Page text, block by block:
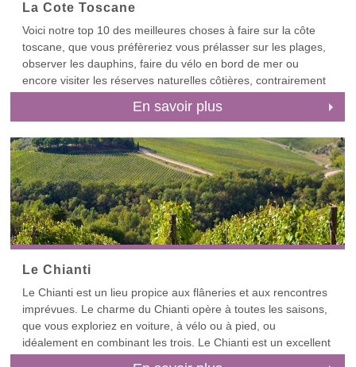
La Cote Toscane
Voici notre top 10 des meilleures choses à faire sur la côte
toscane, que vous préfèreriez vous prélasser sur les plages,
observer les dauphins, faire du vélo en bord de mer ou
encore visiter les réserves naturelles côtières, contrairement
combiner la culture et la plage. En revanche, n'essayez pas
plutôt votre base et votre zone à explorer avec soin.
Si vous souhaitez visiter les villes d'art depuis votre base en
bord de mer, n'oubliez pas que celles-ci sont pour la plupart
plus accessibles depuis la côte nord, notamment la côte
Versilienne, aussi appelée la Versilia. Depuis la côte nord, les
excursions typiques d'une journée inclues PiseLucquesPistoia
et Florence. En revanche, si vous êtes basé sur la côte sud,
Sienne devient plus accessible, en moins de deux heures.
La côte toscane offre une grande variété de lieux où profiter
de vos vacances, des plages accueillantes pour les familles
jusqu'aux baies profondément isolées. La côte nord, la
En savoir plus
Le Chianti
Le Chianti est un lieu propice aux flâneries et aux rencontres
imprévues. Le charme du Chianti opère à toutes les saisons,
que vous exploriez en voiture, à vélo ou à pied, ou
idéalement en combinant les trois. Le Chianti est un excellent